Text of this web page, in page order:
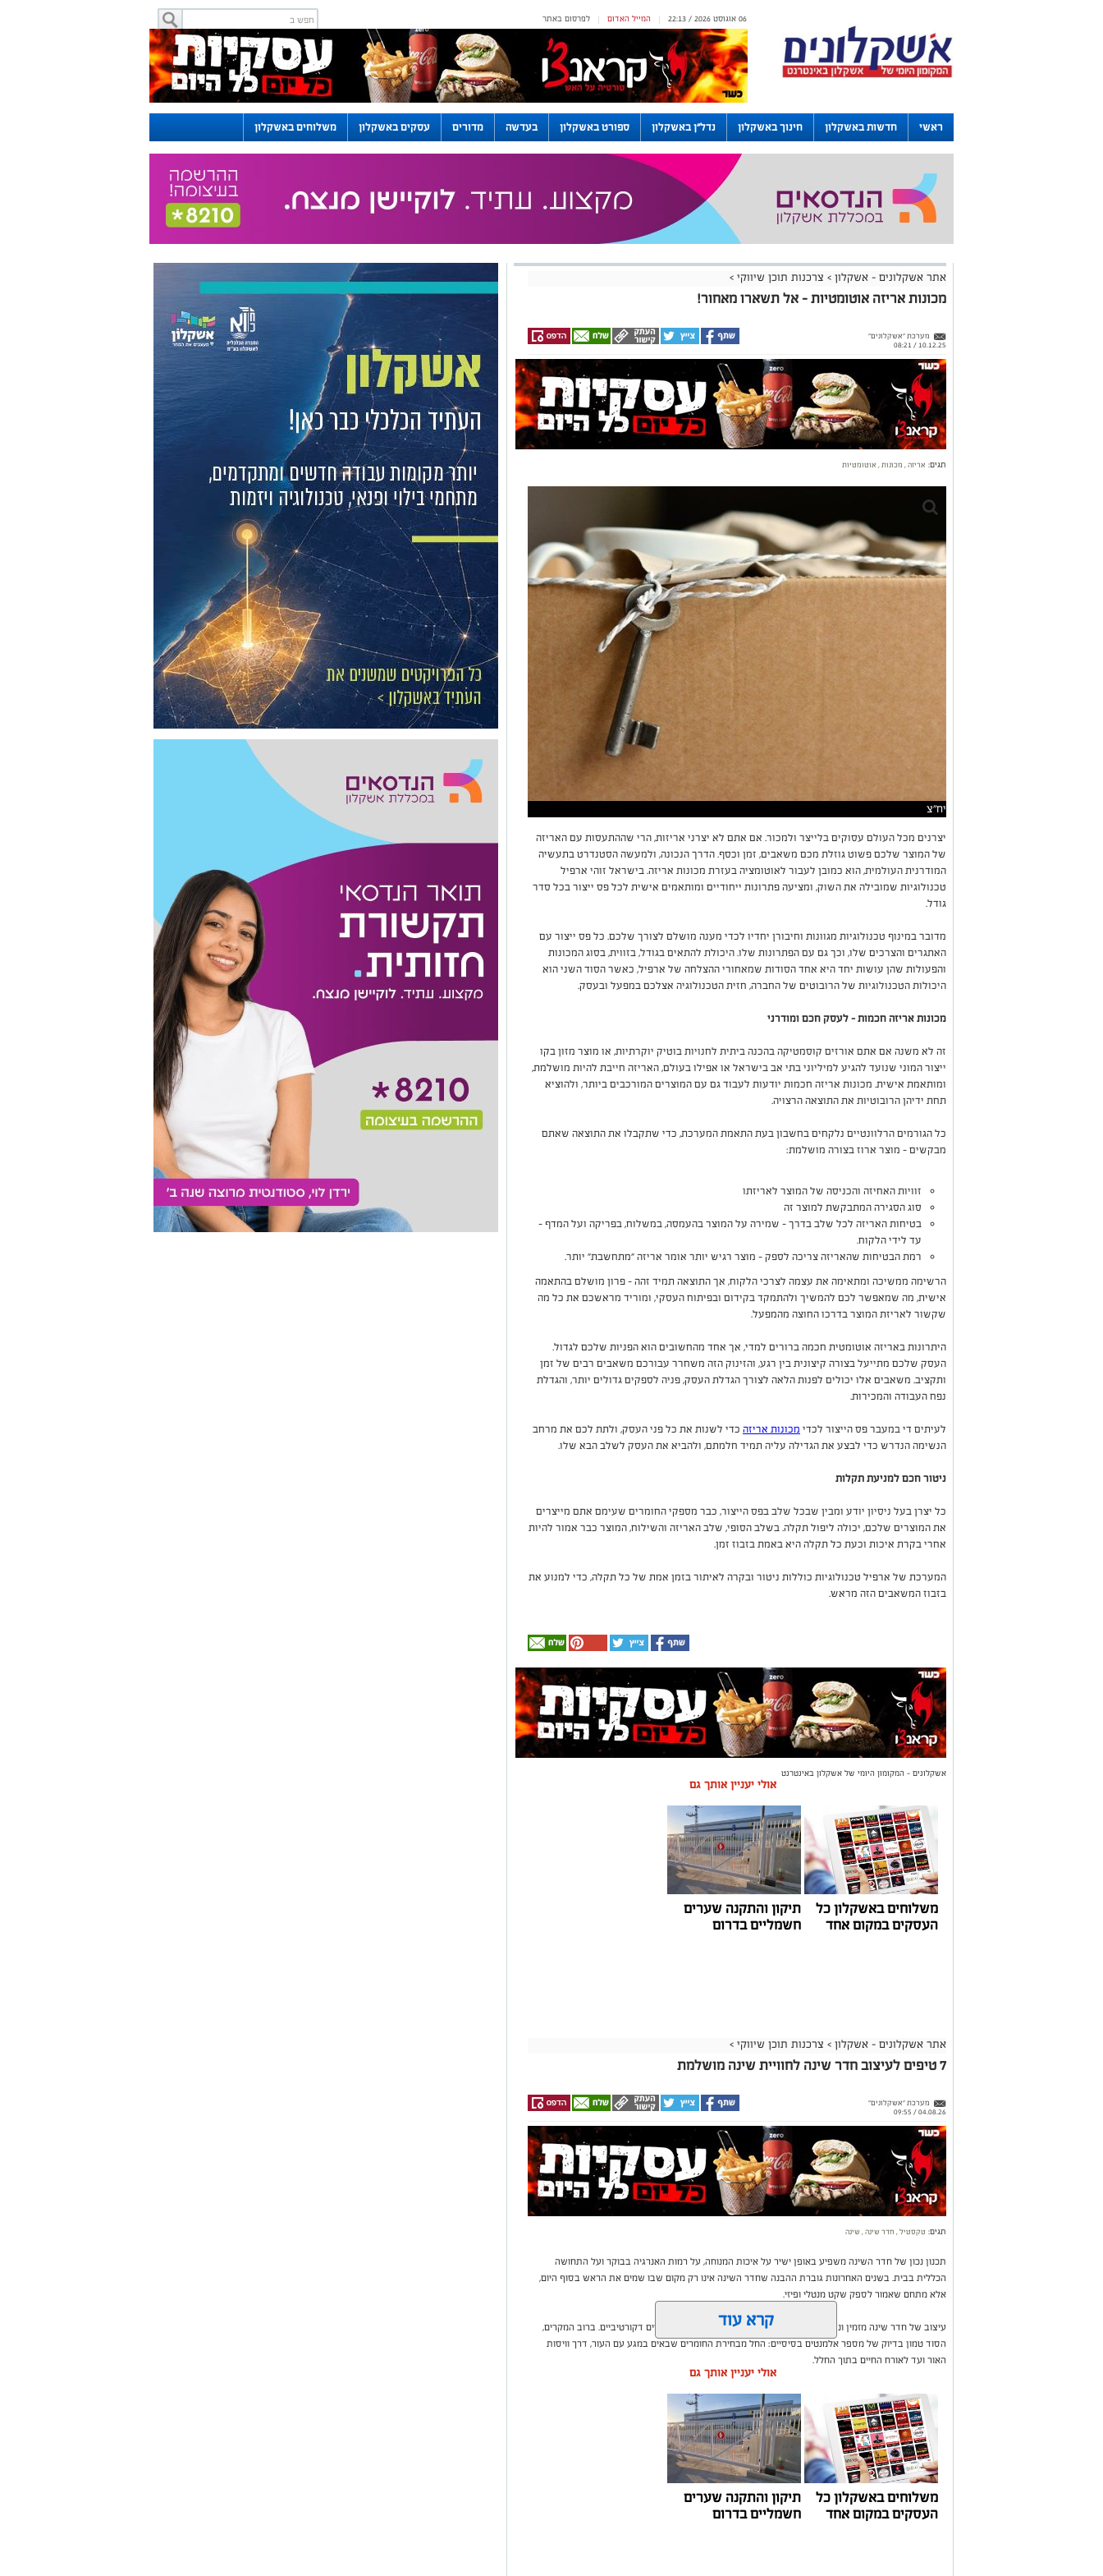
לפרסום באתר | המייל האדום | 06 אוגוסט 2026 / 22:13
ראשי חדשות באשקלון חינוך באשקלון נדל"ן באשקלון ספורט באשקלון בעדשה מדורים עסקים באשקלון משלוחים באשקלון
דרושים באשקלון לוחות
אתר אשקלונים - אשקלון > צרכנות תוכן שיווקי >
מכונות אריזה אוטומטיות – אל תשארו מאחור!
מערכת "אשקלונים"
10.12.25 / 08:21
תגים: אריזה, מכונות, אוטומטיות
יח"צ
יצרנים מכל העולם עסוקים בלייצר ולמכור. אם אתם לא יצרני אריזות, הרי שההתעסות עם האריזה
של המוצר שלכם פשוט גוזלת מכם משאבים, זמן וכסף. הדרך הנכונה, ולמעשה הסטנדרט בתעשיה
המודרנית העולמית, הוא כמובן לעבור לאוטומציה בעזרת מכונות אריזה. בישראל זוהי ארפיל
טכנולוגיות שמובילה את השוק, ומציעה פתרונות ייחודיים ומותאמים אישית לכל פס ייצור בכל סדר
גודל.
מדובר במינוף טכנולוגיות מגוונות וחיבורן יחדיו לכדי מענה מושלם לצורך שלכם. כל פס ייצור עם
האתגרים והצרכים שלו, וכך גם עם הפתרונות שלו. היכולת להתאים בגודל, בזווית, בסוג המכונות
והפעולות שהן עושות יחד היא אחד הסודות שמאחורי ההצלחה של ארפיל, כאשר הסוד השני הוא
היכולות הטכנולוגיות של הרובוטים של החברה, חזית הטכנולוגיה אצלכם במפעל ובעסק.
מכונות אריזה חכמות – לעסק חכם ומודרני
זה לא משנה אם אתם אורזים קוסמטיקה בהכנה ביתית לחנויות בוטיק יוקרתיות, או מוצר מזון בקו
ייצור המוני שנועד להגיע למיליוני בתי אב בישראל או אפילו בעולם, האריזה חייבת להיות מושלמת,
ומותאמת אישית. מכונות אריזה חכמות יודעות לעבוד גם עם המוצרים המורכבים ביותר, ולהוציא
תחת ידיהן הרובוטיות את התוצאה הרצויה.
כל הגורמים הרלוונטיים נלקחים בחשבון בעת התאמת המערכת, כדי שתקבלו את התוצאה שאתם
מבקשים – מוצר ארוז בצורה מושלמת:
זוויות האחיזה והכניסה של המוצר לאריזתו
סוג הסגירה המתבקשת למוצר זה
בטיחות האריזה לכל שלב בדרך – שמירה על המוצר בהעמסה, במשלוח, בפריקה ועל המדף –
עד לידי הלקוח.
רמת הבטיחות שהאריזה צריכה לספק – מוצר רגיש יותר אומר אריזה "מתחשבת" יותר.
הרשימה ממשיכה ומתאימה את עצמה לצרכי הלקוח, אך התוצאה תמיד זהה – פרון מושלם בהתאמה
אישית, מה שמאפשר לכם להמשיך ולהתמקד בקידום ובפיתוח העסקי, ומוריד מראשכם את כל מה
שקשור לאריזת המוצר בדרכו החוצה מהמפעל.
היתרונות באריזה אוטומטית חכמה ברורים למדי, אך אחד מהחשובים הוא הפניות שלכם לגדול.
העסק שלכם מתייעל בצורה קיצונית בין רגע, והזינוק הזה משחרר עבורכם משאבים רבים של זמן
ותקציב. משאבים אלו יכולים לפנות הלאה לצורך הגדלת העסק, פניה לספקים גדולים יותר, והגדלת
נפח העבודה והמכירות.
לעיתים די במעבר פס הייצור לכדי מכונות אריזה כדי לשנות את כל פני העסק, ולתת לכם את מרחב
הנשימה הנדרש כדי לבצע את הגדילה עליה תמיד חלמתם, ולהביא את העסק לשלב הבא שלו.
ניטור חכם למניעת תקלות
כל יצרן בעל ניסיון יודע ומבין שבכל שלב בפס הייצור, כבר מספקי החומרים שעימם אתם מייצרים
את המוצרים שלכם, יכולה ליפול תקלה. בשלב הסופי, שלב האריזה והשילוח, המוצר כבר אמור להיות
אחרי בקרת איכות וכעת כל תקלה היא באמת בזבוז זמן.
המערכת של ארפיל טכנולוגיות כוללות ניטור ובקרה לאיתור בזמן אמת של כל תקלה, כדי למנוע את
בזבוז המשאבים הזה מראש.
אשקלונים - המקומון היומי של אשקלון באינטרנט
אולי יעניין אותך גם
משלוחים באשקלון כל
העסקים במקום אחד
תיקון והתקנה שערים
חשמליים בדרום
אתר אשקלונים - אשקלון > צרכנות תוכן שיווקי >
7 טיפים לעיצוב חדר שינה לחוויית שינה מושלמת
מערכת "אשקלונים"
04.08.26 / 09:55
תגים: טקסטיל, חדר שינה,שינה
תכנון נכון של חדר השינה משפיע באופן ישיר על איכות המנוחה, על רמות האנרגיה בבוקר ועל התחושה
הכללית בבית. בשנים האחרונות גוברת ההבנה שחדר השינה אינו רק מקום שבו שמים את הראש בסוף היום,
אלא מתחם שאמור לספק שקט מנטלי ופיזי.
עיצוב של חדר שינה מזמין ונעים אינו מצריך שיפוץ מאסיבי או עומס של פריטים דקורטיביים. ברוב המקרים,
הסוד טמון בדיוק של מספר אלמנטים בסיסיים: החל מבחירת החומרים שבאים במגע עם העור, דרך וויסות
האור ועד לאורח החיים בתוך החלל.
קרא עוד
אולי יעניין אותך גם
משלוחים באשקלון כל
העסקים במקום אחד
תיקון והתקנה שערים
חשמליים בדרום